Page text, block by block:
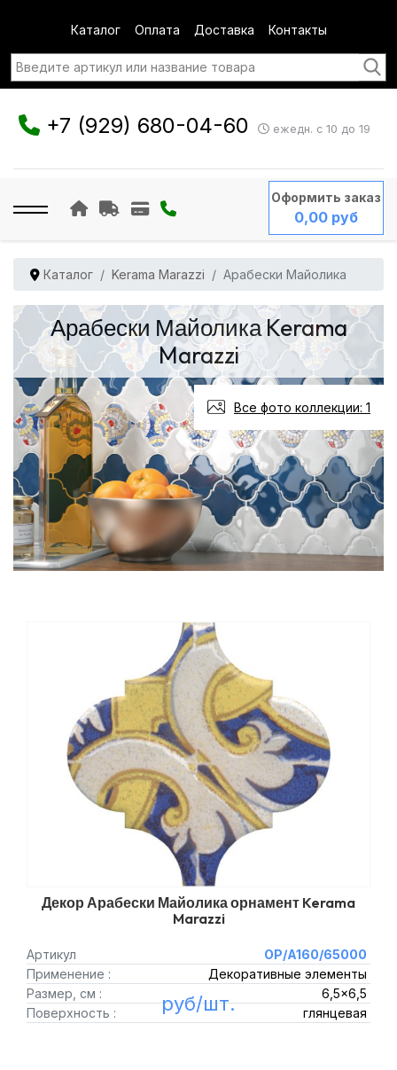
Каталог Оплата Доставка Контакты
+7 (929) 680-04-60 ежедн. с 10 до 19
Оформить заказ
0,00 руб
Каталог Kerama Marazzi Арабески Майолика
Арабески Майолика Kerama
Marazzi
Все фото коллекции: 1
Декор Арабески Майолика орнамент Kerama
Marazzi
Артикул
OP/A160/65000
Применение :
Декоративные элементы
Размер, см :
6,5x6,5
Поверхность :
глянцевая
руб/шт.